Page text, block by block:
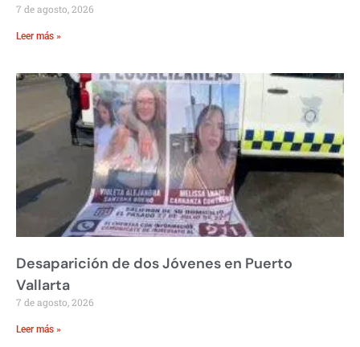
7 de agosto, 2026
Leer más »
Desaparición de dos Jóvenes en Puerto
Vallarta
7 de agosto, 2026
Leer más »